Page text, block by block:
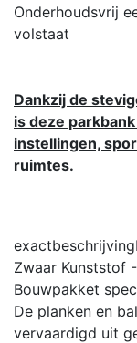
Onderhoudsvrij
volstaat
Dankzij de
is deze
instellingen,
ruimtes.
exactbeschrijving
Zwaar Kunststof
Bouwpakket
De planken en
vervaardigd uit